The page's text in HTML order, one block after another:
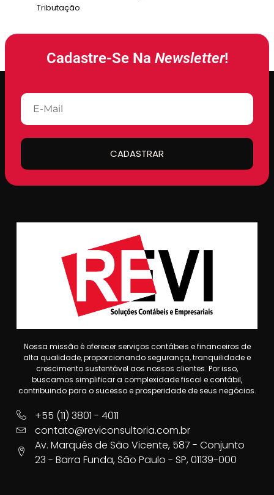
Tributação
Cadastre-Se Na Newsletter!
CADASTRAR
Nossa missão é oferecer serviços contábeis e financeiros de
alta qualidade, proporcionando segurança, tranquilidade e
crescimento sustentável aos nossos clientes. Por isso,
buscamos simplificar a complexidade fiscal e contábil,
contribuindo para o sucesso e prosperidade de seus negócios.
+55 (11) 3801 - 4011
contato@reviconsultoria.com.br
Av. Marquês de São Vicente, 587 - Conjunto
23 - Barra Funda, São Paulo - SP, 01139-000